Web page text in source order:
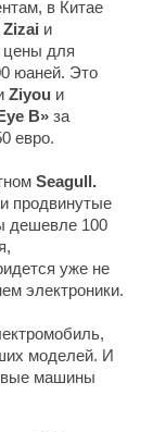
в Китае
и
цены для
юаней. Это
Ziyou и
B» за
евро.
Seagull.
продвинутые
дешевле 100
уже не
электроники.
моделей. И
машины